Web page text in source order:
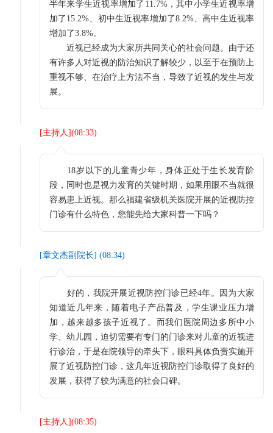
半年来学生近视率增加了11.7%，其中小学生近视率增
加了15.2%、初中生近视率增加了8.2%、高中生近视率
增加了3.8%。
近视已经成为大家所共同关心的社会问题。由于还
有许多人对近视的防治知识了解较少，以至于在预防上
重视不够、在治疗上方法不当，导致了近视的发生与发
展。
[主持人 ](08:33)
18岁以下的儿童青少年，身体正处于生长发育阶
段，同时也是视力发育的关键时期，如果用眼不当就很
容易患上近视。那么福建省级机关医院开展的近视防控
门诊有什么特色，您能先给大家科普一下吗？
[章文杰副院长] (08:34)
好的，我院开展近视防控门诊已经4年。因为大家
知道近几年来，随着电子产品普及，学生课业压力增
加，越来越多孩子近视了。而我们医院周边多所中小
学、幼儿园，迫切需要有专门的门诊来对儿童的近视进
行诊治，于是在院领导的牵头下，眼科具体负责实施开
展了近视防控门诊，这几年近视防控门诊取得了良好的
发展，获得了较为满意的社会口碑。
[主持人 ](08:35)